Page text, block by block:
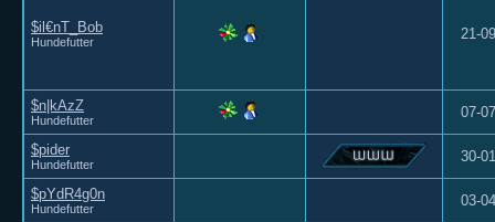
$il€nT_Bob
Hundefutter 21-
$n|kAzZ
Hundefutter 07-
$pider
Hundefutter 30-
$pYdR4g0n
Hundefutter 03-